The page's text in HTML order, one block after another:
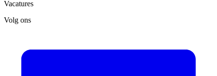
Vacatures
Volg ons